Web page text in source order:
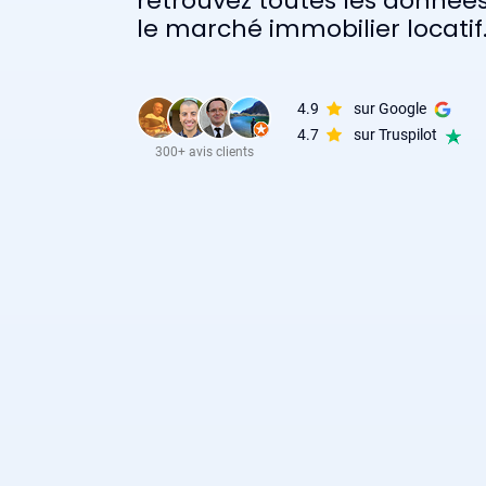
le marché immobilier locatif.
300+ avis clients
4.9
sur Google
4.7
sur Truspilot